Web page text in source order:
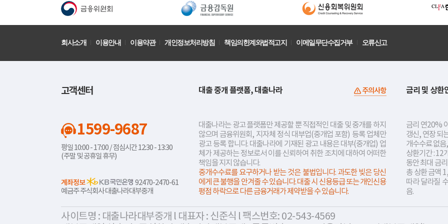
회사소개 이용안내 이용약관 개인정보처리방침 책임의한계와법적고지 이메일무단수집거부 오류신고
고객센터
1599-9687
평일 10:00 - 17:00 / 점심시간 12:30 - 13:30
(주말 및 공휴일 휴무)
계좌정보
92470-2470-61
예금주 주식회사 대출나라대부중개
대출 중개 플랫폼, 대출나라 주의사항
대출나라는 광고 플랫폼만 제공할 뿐 직접적인 대출 및 중개를 하지
않으며 금융위원회, 지자체 정식 대부업(중개업 포함) 등록 업체만
광고 등록 합니다. 대출나라에 기재된 광고 내용은 대부(중개업) 업
체가 제공하는 정보로서 이를 신뢰하여 취한 조치에 대하여 어떠한
책임을 지지 않습니다.
중개수수료를 요구하거나 받는 것은 불법입니다. 과도한 빚은 당신
에게 큰 불행을 안겨줄 수 있습니다. 대출 시 신용등급 또는 개인신용
평점 하락으로 다른 금융거래가 제약받을 수 있습니다.
금리 및 상환
금리 연20%
갱신, 연장 되
개수수료 없음
상환기간 : 12
동안 최대 금
총 상환 금액
따라 달라질
음.
사이트명 : 대출나라대부중개 l 대표자 : 신준식 l 팩스번호: 02-543-4569